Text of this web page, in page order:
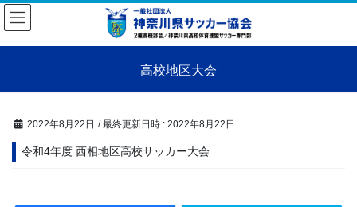
コ
ン
へ
ナ
ビ
ョ
高校地区大会
2022年8月22日 / 最終更新日時 : 2022年8月22日
令和4年度 西相地区高校サッカー大会